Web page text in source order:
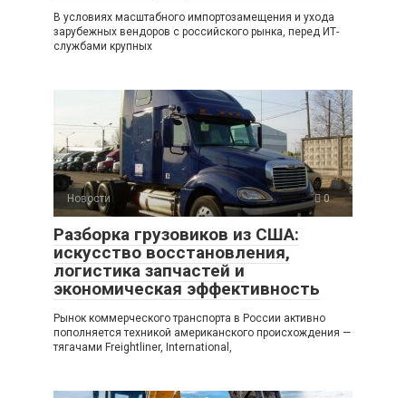
В условиях масштабного импортозамещения и ухода
зарубежных вендоров с российского рынка, перед ИТ-
службами крупных
Новости 0
Разборка грузовиков из США:
искусство восстановления,
логистика запчастей и
экономическая эффективность
Рынок коммерческого транспорта в России активно
пополняется техникой американского происхождения —
тягачами Freightliner, International,